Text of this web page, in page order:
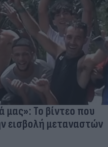
μας»: Το βίντεο που
εισβολή μεταναστών